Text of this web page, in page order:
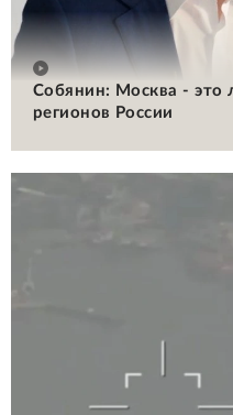
Собянин: Москва - это
регионов России